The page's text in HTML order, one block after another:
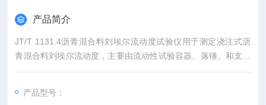
产品简介
JT/T 1131.4沥青混合料刘埃尔流动度试验仪用于测定浇注式沥
青混合料刘埃尔流动度，主要由流动性试验容器、落锤、和支架
组成，符合《公路钢箱梁桥面铺装设计与施工技术指南》和JT/T
产品型号：